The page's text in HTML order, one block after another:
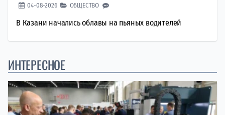
04-08-2026 ОБЩЕСТВО
В Казани начались облавы на пьяных водителей
ИНТЕРЕСНОЕ